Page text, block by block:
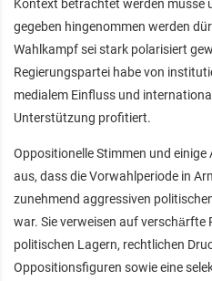
Kontext betrachtet werden müsse
gegeben hingenommen werden
Wahlkampf sei stark polarisiert
Regierungspartei habe von
medialem Einfluss und
Unterstützung profitiert.
Oppositionelle Stimmen und einige
aus, dass die Vorwahlperiode in
zunehmend aggressiven
war. Sie verweisen auf verschärfte
politischen Lagern, rechtlichen
Oppositionsfiguren sowie eine